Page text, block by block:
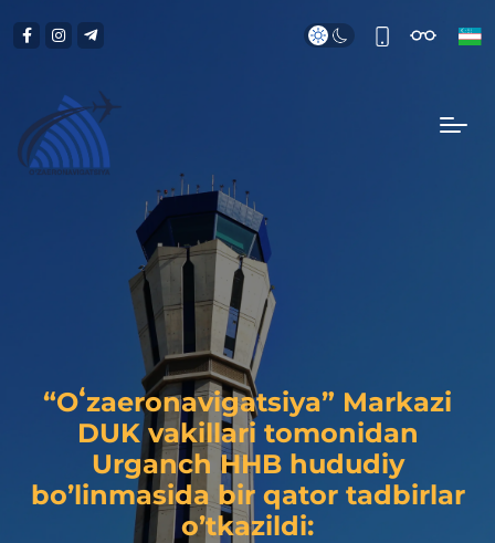
“Oʻzaeronavigatsiya” Markazi
DUK vakillari tomonidan
Urganch HHB hududiy
bo’linmasida bir qator tadbirlar
o’tkazildi: